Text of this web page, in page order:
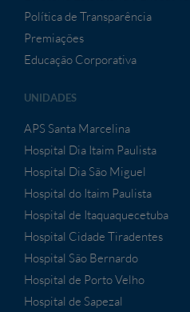
Política de Transparência
Premiações
Educação Corporativa
UNIDADES
APS Santa Marcelina
Hospital Dia Itaim Paulista
Hospital Dia São Miguel
Hospital do Itaim Paulista
Hospital de Itaquaquecetuba
Hospital Cidade Tiradentes
Hospital São Bernardo
Hospital de Porto Velho
Hospital de Sapezal